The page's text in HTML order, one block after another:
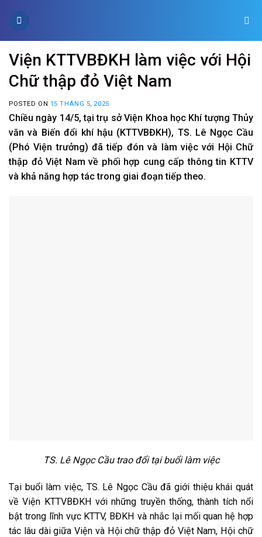
Viện KTTVBĐKH làm việc với Hội
Chữ thập đỏ Việt Nam
POSTED ON 15 THÁNG 5, 2025
Chiều ngày 14/5, tại trụ sở Viện Khoa học Khí tượng Thủy
văn và Biến đổi khí hậu (KTTVBĐKH), TS. Lê Ngọc Cầu
(Phó Viện trưởng) đã tiếp đón và làm việc với Hội Chữ
thập đỏ Việt Nam về phối hợp cung cấp thông tin KTTV
và khả năng hợp tác trong giai đoạn tiếp theo.
TS. Lê Ngọc Cầu trao đổi tại buổi làm việc
Tại buổi làm việc, TS. Lê Ngọc Cầu đã giới thiệu khái quát
về Viện KTTVBĐKH với những truyền thống, thành tích nổi
bật trong lĩnh vực KTTV, BĐKH và nhắc lại mối quan hệ hợp
tác lâu dài giữa Viện và Hội chữ thập đỏ Việt Nam, Hội chữ